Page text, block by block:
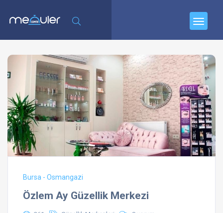
Bursa - Osmangazi
Özlem Ay Güzellik Merkezi